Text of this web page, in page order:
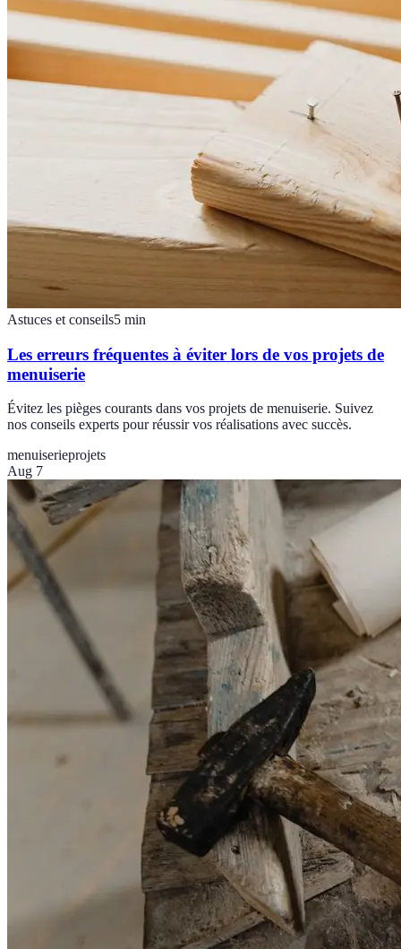
Astuces et conseils5 min
Les erreurs fréquentes à éviter lors de vos projets de
menuiserie
Évitez les pièges courants dans vos projets de menuiserie. Suivez
nos conseils experts pour réussir vos réalisations avec succès.
menuiserieprojets
Aug 7